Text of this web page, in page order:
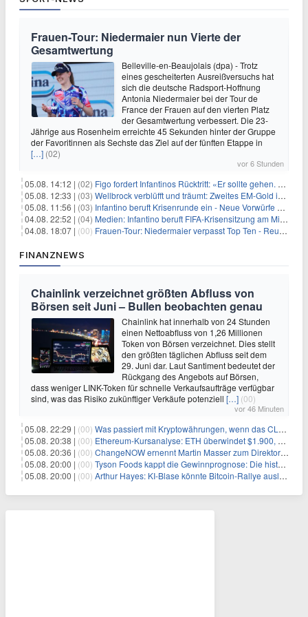
Frauen-Tour: Niedermaier nun Vierte der
Gesamtwertung
Belleville-en-Beaujolais (dpa) - Trotz
eines gescheiterten Ausreißversuchs hat
sich die deutsche Radsport-Hoffnung
Antonia Niedermaier bei der Tour de
France der Frauen auf den vierten Platz
der Gesamtwertung verbessert. Die 23-
Jährige aus Rosenheim erreichte 45 Sekunden hinter der Gruppe
der Favoritinnen als Sechste das Ziel auf der fünften Etappe in
[…] (02)
vor 6 Stunden
05.08. 14:12 | (02) Figo fordert Infantinos Rücktritt: «Er sollte gehen. Jetzt»
05.08. 12:33 | (03) Wellbrock verblüfft und träumt: Zweites EM-Gold in Paris
05.08. 11:56 | (03) Infantino beruft Krisenrunde ein - Neue Vorwürfe gegen FIFA
04.08. 22:52 | (04) Medien: Infantino beruft FIFA-Krisensitzung am Mittwoch ein
04.08. 18:07 | (00) Frauen-Tour: Niedermaier verpasst Top Ten - Reusser siegt
FINANZNEWS
Chainlink verzeichnet größten Abfluss von
Börsen seit Juni – Bullen beobachten genau
Chainlink hat innerhalb von 24 Stunden
einen Nettoabfluss von 1,26 Millionen
Token von Börsen verzeichnet. Dies stellt
den größten täglichen Abfluss seit dem
29. Juni dar. Laut Santiment bedeutet der
Rückgang des Angebots auf Börsen,
dass weniger LINK-Token für schnelle Verkaufsaufträge verfügbar
sind, was das Risiko zukünftiger Verkäufe potenziell […] (00)
vor 46 Minuten
05.08. 22:29 | (00) Was passiert mit Kryptowährungen, wenn das CLARITY-Gesetz diese Woche scheitert? Hougan erklärt
05.08. 20:38 | (00) Ethereum-Kursanalyse: ETH überwindet $1.900, aber größere Herausforderungen stehen bevor
05.08. 20:36 | (00) ChangeNOW ernennt Martin Masser zum Direktor für strategische Partnerschaften
05.08. 20:00 | (00) Tyson Foods kappt die Gewinnprognose: Die historische Rinderkrise will einfach nicht enden
05.08. 20:00 | (00) Arthur Hayes: KI-Blase könnte Bitcoin-Rallye auslösen